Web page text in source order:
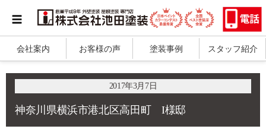
会社案内 お客様の声 塗装事例 スタッフ紹介
2017年3月7日
神奈川県横浜市港北区高田町 I様邸